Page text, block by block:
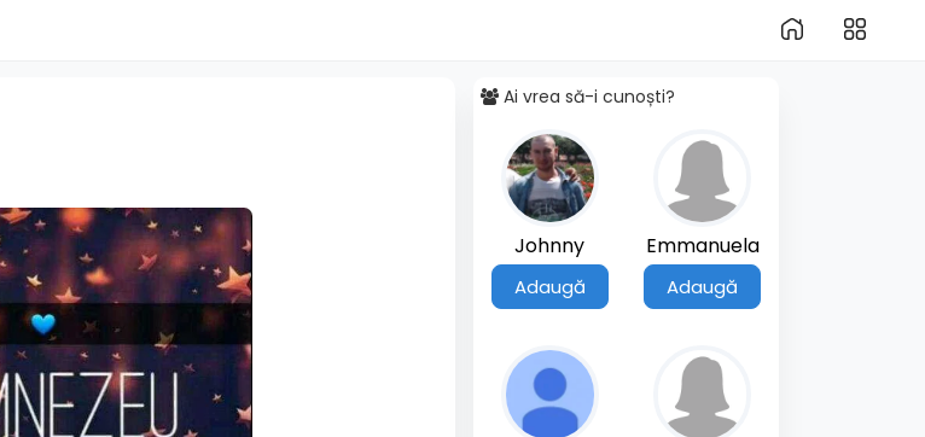
Ai vrea să-i cunoști?
Johnny
Adaugă
Emmanuela
Adaugă